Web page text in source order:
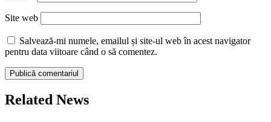
Site web
Salvează-mi numele, emailul și site-ul web în acest navigator
pentru data viitoare când o să comentez.
Related News